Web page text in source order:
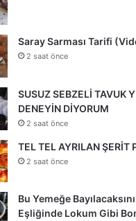
Saray Sarması Tarifi
2 saat önce
SUSUZ SEBZELİ TAVUK
DENEYİN DİYORUM
2 saat önce
TEL TEL AYRILAN ŞERİT
2 saat önce
Bu Yemeğe
Eşliğinde Lokum Gibi